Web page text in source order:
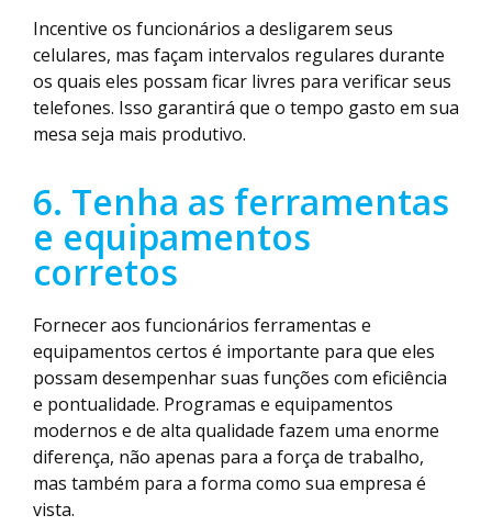
Incentive os funcionários a desligarem seus
celulares, mas façam intervalos regulares durante
os quais eles possam ficar livres para verificar seus
telefones. Isso garantirá que o tempo gasto em sua
mesa seja mais produtivo.
6. Tenha as ferramentas
e equipamentos
corretos
Fornecer aos funcionários ferramentas e
equipamentos certos é importante para que eles
possam desempenhar suas funções com eficiência
e pontualidade. Programas e equipamentos
modernos e de alta qualidade fazem uma enorme
diferença, não apenas para a força de trabalho,
mas também para a forma como sua empresa é
vista.